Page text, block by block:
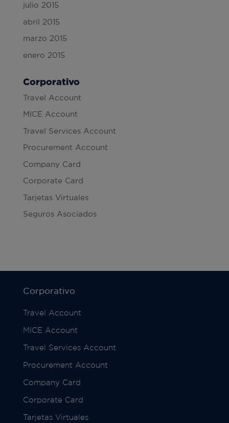
julio 2015
abril 2015
marzo 2015
enero 2015
Corporativo
Travel Account
MICE Account
Travel Services Account
Procurement Account
Company Card
Corporate Card
Tarjetas Virtuales
Seguros Asociados
Corporativo
Travel Account
MICE Account
Travel Services Account
Procurement Account
Company Card
Corporate Card
Tarjetas Virtuales